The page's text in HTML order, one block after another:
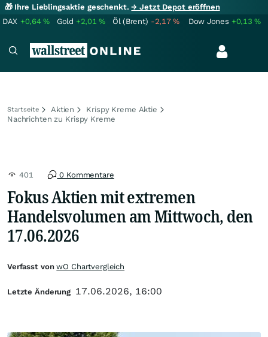
🎁 Ihre Lieblingsaktie geschenkt.→ Jetzt Depot eröffnen
DAX +0,64% Gold +2,01% Öl (Brent) -2,17% Dow Jones +0,13%
Startseite Aktien
Krispy Kreme Aktie
Nachrichten zu Krispy Kreme
401 0 Kommentare
Fokus Aktien mit extremen
Handelsvolumen am Mittwoch, den
17.06.2026
Verfasst vonwO Chartvergleich
Letzte Änderung 17.06.2026, 16:00